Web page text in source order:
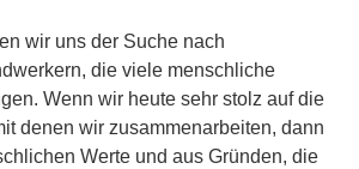
wir uns der Suche nach
die viele menschliche
Wenn wir heute sehr stolz auf die
denen wir zusammenarbeiten, dann
Werte und aus Gründen, die